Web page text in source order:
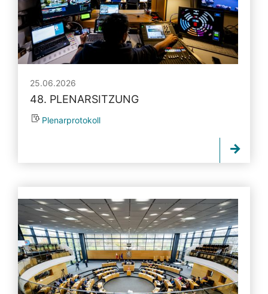
25.06.2026
48. PLENARSITZUNG
Plenarprotokoll